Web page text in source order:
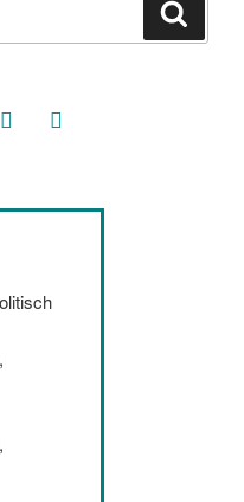
goodreads